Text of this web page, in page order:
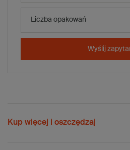
Liczba opakowań
Wyślij
Wysyłka
Kup więcej i oszczędzaj